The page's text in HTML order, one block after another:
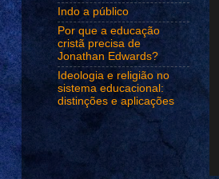
Indo a público
Por que a educação
cristã precisa de
Jonathan Edwards?
Ideologia e religião no
sistema educacional:
distinções e aplicações